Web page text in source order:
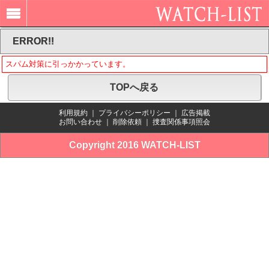
ERROR!!
スパム対策に引っかかっています。
TOPへ戻る
利用規約 プライバシーポリシー
広告掲載
お問い合わせ
削除依頼 捜査関係事項照会
Copyright 2016 WATCH-LIST